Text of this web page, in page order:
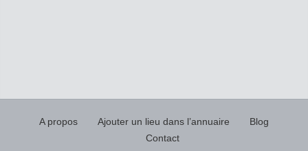
A propos Ajouter un lieu dans l’annuaire
Blog
Contact